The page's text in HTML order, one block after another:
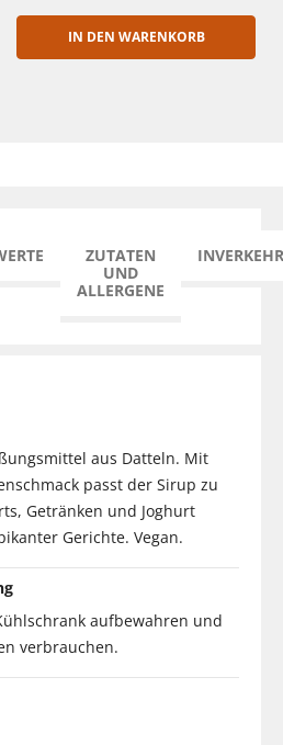
IN DEN WARENKORB
ZUTATEN
UND
ALLERGENE
aus Datteln. Mit
passt der Sirup zu
Getränken und Joghurt
Gerichte. Vegan.
aufbewahren und
verbrauchen.